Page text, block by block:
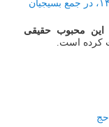
این محبوب حقیقی
کرده است.